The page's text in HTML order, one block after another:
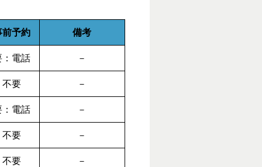
前予約 備考
：電話 －
不要 －
：電話 －
不要 －
不要 －